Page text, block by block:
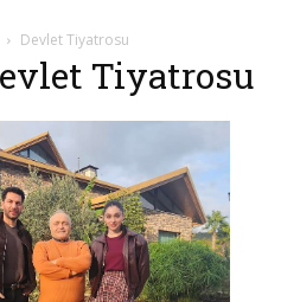
Devlet Tiyatrosu
Tiyatrosu